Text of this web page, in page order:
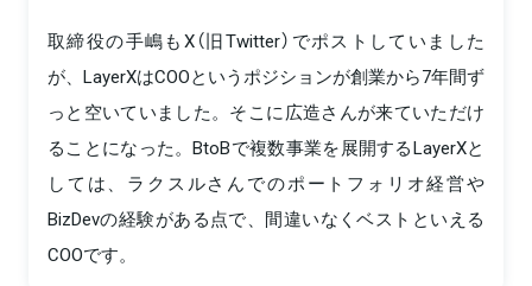
取締役の手嶋もX（旧Twitter）でポストしていました
が、LayerXはCOOというポジションが創業から7年間ず
っと空いていました。そこに広造さんが来ていただけ
ることになった。BtoBで複数事業を展開するLayerXと
しては、ラクスルさんでのポートフォリオ経営や
BizDevの経験がある点で、間違いなくベストといえる
COOです。